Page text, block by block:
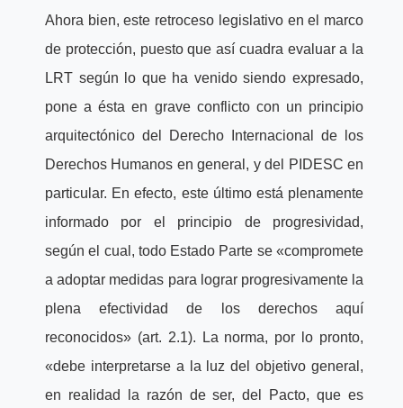
Ahora bien, este retroceso legislativo en el marco
de protección, puesto que así cuadra evaluar a la
LRT según lo que ha venido siendo expresado,
pone a ésta en grave conflicto con un principio
arquitectónico del Derecho Internacional de los
Derechos Humanos en general, y del PIDESC en
particular. En efecto, este último está plenamente
informado por el principio de progresividad,
según el cual, todo Estado Parte se «compromete
a adoptar medidas para lograr progresivamente la
plena efectividad de los derechos aquí
reconocidos» (art. 2.1). La norma, por lo pronto,
«debe interpretarse a la luz del objetivo general,
en realidad la razón de ser, del Pacto, que es